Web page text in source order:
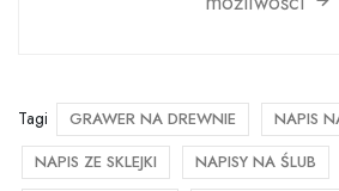
Tagi GRAWER NA DREWNIE
NAPIS
NAPIS ZE SKLEJKI
NAPISY NA ŚLUB